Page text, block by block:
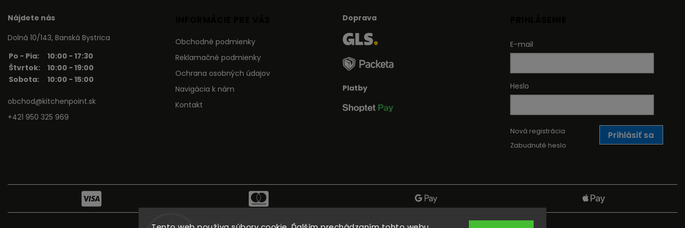
Nájdete nás
Dolná 10/143, Banská Bystrica
Po - Pia:
10:00 - 17:30
Štvrtok:
10:00 - 19:00
Sobota:
10:00 - 15:00
obchod@kitchenpoint.sk
+421 950 325 969
Obchodné podmienky
Reklamačné podmienky
Ochrana osobných údajov
Navigácia k nám
Kontakt
Doprava
Platby
E-mail
Heslo
Prihlásiť sa
Nová registrácia
Zabudnuté heslo